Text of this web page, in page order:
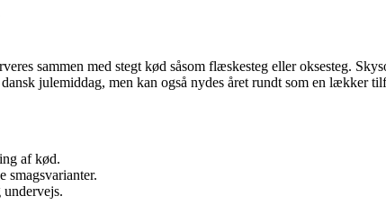
sammen med stegt kød såsom flæskesteg eller oksesteg.
julemiddag, men kan også nydes året rundt som en lækker
af kød.
smagsvarianter.